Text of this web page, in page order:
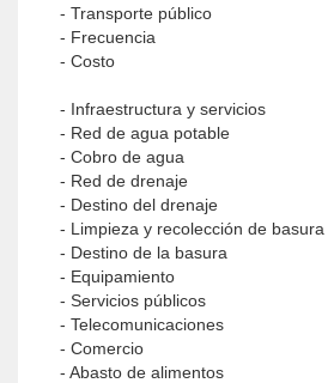
- Transporte público
- Frecuencia
- Costo
- Infraestructura y servicios
- Red de agua potable
- Cobro de agua
- Red de drenaje
- Destino del drenaje
- Limpieza y recolección de basura
- Destino de la basura
- Equipamiento
- Servicios públicos
- Telecomunicaciones
- Comercio
- Abasto de alimentos